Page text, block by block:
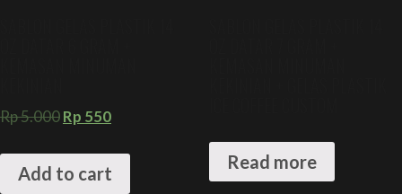
Rp5.000Rp 550
Add to cart
Read more